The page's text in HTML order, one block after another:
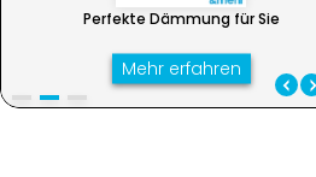
Perfekte Dämmung für Sie
Mehr erfahren